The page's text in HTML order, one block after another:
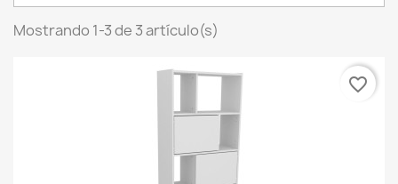
Mostrando 1-3 de 3 artículo(s)
favorite_border